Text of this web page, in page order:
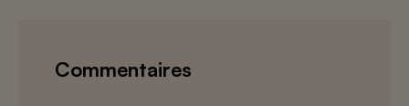
Commentaires